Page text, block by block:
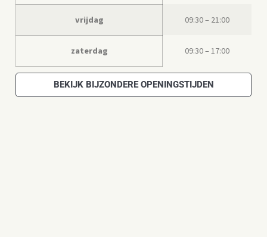
vrijdag 09:30 – 21:00
zaterdag 09:30 – 17:00
BEKIJK BIJZONDERE OPENINGSTIJDEN